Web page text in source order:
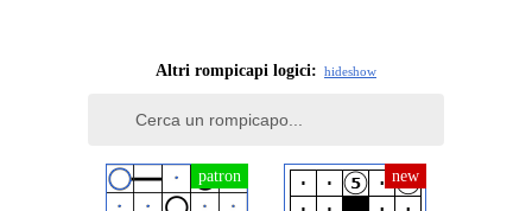
Altri rompicapi logici: hideshow